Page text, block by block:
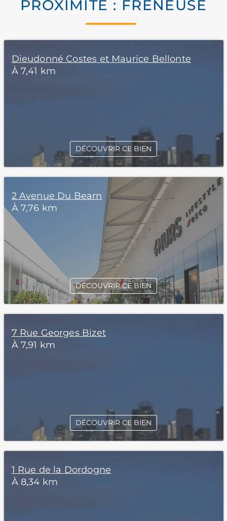
PROXIMITÉ : FRENEUSE
Dieudonné Costes et Maurice Bellonte
À 7,41 km
DÉCOUVRIR CE BIEN
2 Avenue Du Bearn
À 7,76 km
DÉCOUVRIR CE BIEN
7 Rue Georges Bizet
À 7,91 km
DÉCOUVRIR CE BIEN
1 Rue de la Dordogne
À 8,34 km